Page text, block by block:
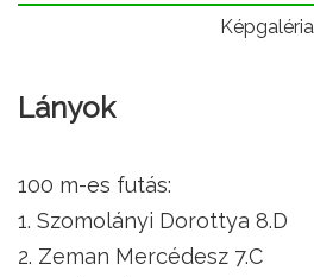
Képgaléria
Lányok
100 m-es futás:
1. Szomolányi Dorottya 8.D
2. Zeman Mercédesz 7.C